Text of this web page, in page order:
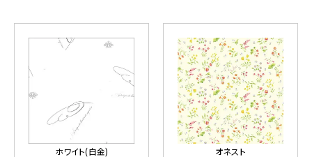
ホワイト(白金) オネスト